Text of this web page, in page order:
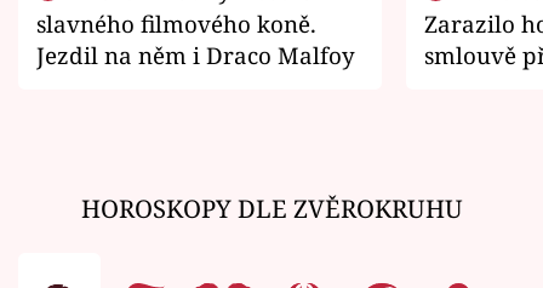
slavného filmového koně.
Jezdil na něm i Draco Malfoy
Zarazilo
smlouvě
HOROSKOPY DLE ZVĚROKRUHU